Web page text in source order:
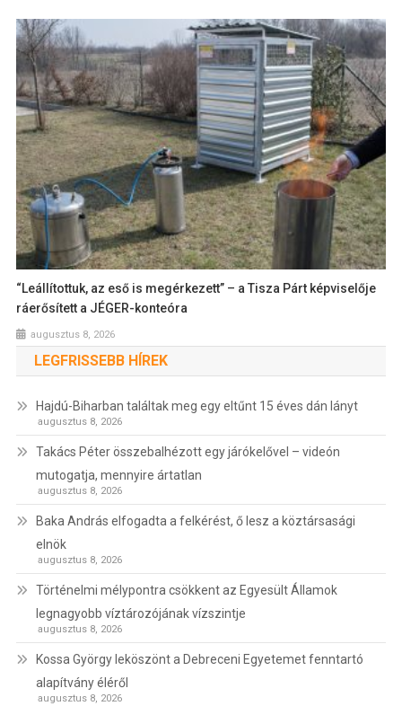
“Leállítottuk, az eső is megérkezett” – a Tisza Párt képviselője
ráerősített a JÉGER-konteóra
augusztus 8, 2026
LEGFRISSEBB HÍREK
Hajdú-Biharban találtak meg egy eltűnt 15 éves dán lányt
augusztus 8, 2026
Takács Péter összebalhézott egy járókelővel – videón
mutogatja, mennyire ártatlan
augusztus 8, 2026
Baka András elfogadta a felkérést, ő lesz a köztársasági
elnök
augusztus 8, 2026
Történelmi mélypontra csökkent az Egyesült Államok
legnagyobb víztározójának vízszintje
augusztus 8, 2026
Kossa György leköszönt a Debreceni Egyetemet fenntartó
alapítvány éléről
augusztus 8, 2026